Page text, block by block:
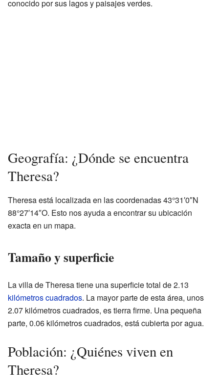
conocido por sus lagos y paisajes verdes.
Geografía: ¿Dónde se encuentra
Theresa?
Theresa está localizada en las coordenadas 43°31′0″N
88°27′14″O. Esto nos ayuda a encontrar su ubicación
exacta en un mapa.
Tamaño y superficie
La villa de Theresa tiene una superficie total de 2.13
kilómetros cuadrados. La mayor parte de esta área, unos
2.07 kilómetros cuadrados, es tierra firme. Una pequeña
parte, 0.06 kilómetros cuadrados, está cubierta por agua.
Población: ¿Quiénes viven en
Theresa?